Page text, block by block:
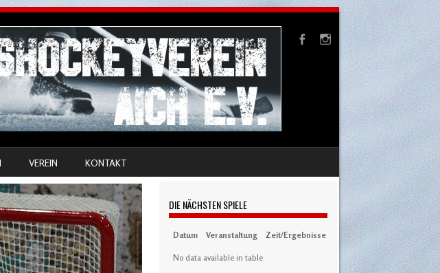
VEREIN KONTAKT
DIE NÄCHSTEN SPIELE
Datum Veranstaltung Zeit/Ergebnisse Artikel
No data available in table